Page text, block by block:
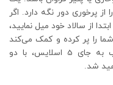
از پرخوری دور نگه دارد. اگر
از سالاد خود میل نمایید،
را پر کرده و کمک می‌کند
زودتر احساس سیری کنید. به این ترتیب به جای 5 اسلایس، با دو
شد.